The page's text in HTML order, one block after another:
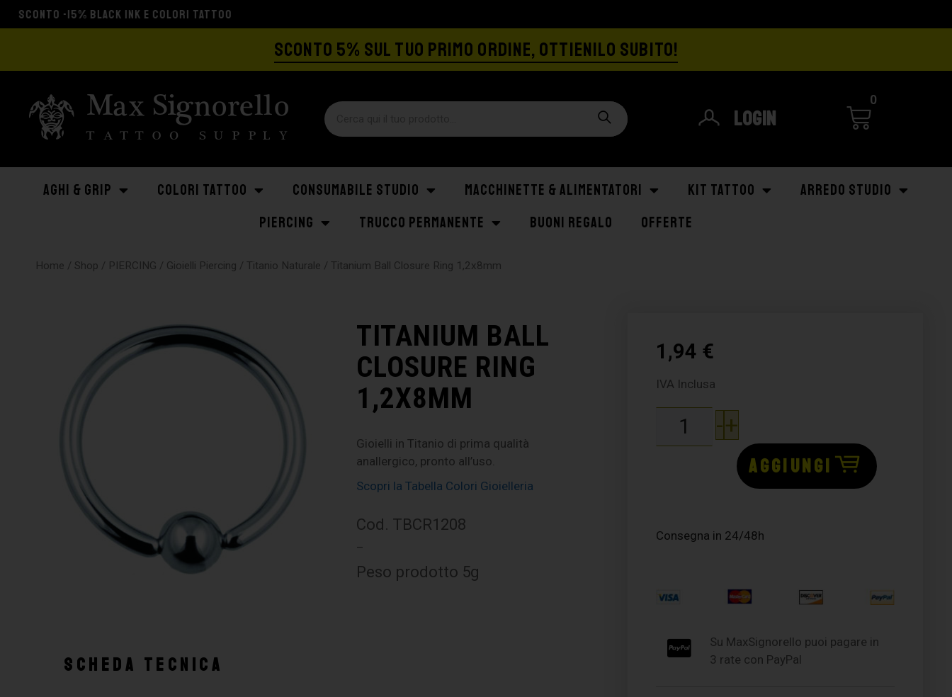
SCONTO 5% SUL TUO PRIMO ORDINE, OTTIENILO SUBITO!
Login
0
AGHI & GRIP COLORI TATTOO CONSUMABILE STUDIO MACCHINETTE & ALIMENTATORI KIT TATTOO
ARREDO STUDIO
PIERCING
TRUCCO PERMANENTE BUONI REGALO OFFERTE
Home / Shop / PIERCING / Gioielli Piercing / Titanio Naturale / Titanium Ball Closure Ring 1,2x8mm
TITANIUM BALL
CLOSURE RING
1,2X8MM
Gioielli in Titanio di prima qualità
anallergico, pronto all’uso.
Scopri la Tabella Colori Gioielleria
Cod. TBCR1208
–
Peso prodotto 5g
SCHEDA TECNICA
1,94 €
IVA Inclusa
-+
AGGIUNGI
Consegna in 24/48h
Su MaxSignorello puoi pagare in
3 rate con PayPal